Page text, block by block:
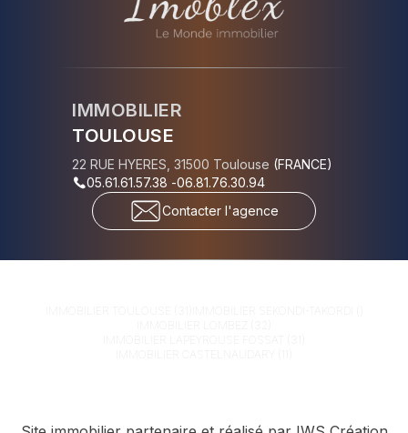
IMMOBILIER
TOULOUSE
22 RUE HYERES 31500 Toulouse (FRANCE)
05.61.61.57.38 -06.81.76.30.94
Contacter l'agence